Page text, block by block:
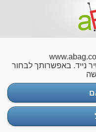
נייד. באפשרותך לבחור